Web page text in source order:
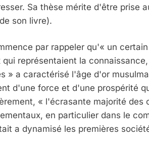
Sa thèse mérite d'être prise
son livre).
par rappeler qu'« un
qui représentaient la
» a caractérisé l'âge d'or
d'une force et d'une prospérité
« l'écrasante majorité des
en particulier dans le
a dynamisé les premières